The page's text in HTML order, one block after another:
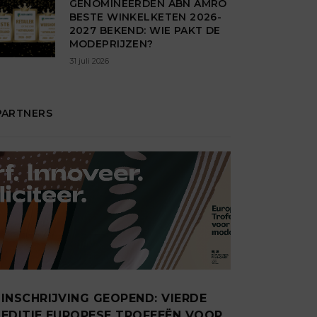
GENOMINEERDEN ABN AMRO
BESTE WINKELKETEN 2026-
2027 BEKEND: WIE PAKT DE
MODEPRIJZEN?
31 juli 2026
PARTNERS
INSCHRIJVING GEOPEND: VIERDE